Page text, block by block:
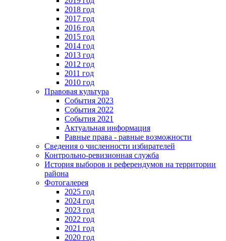
2018 год
2017 год
2016 год
2015 год
2014 год
2013 год
2012 год
2011 год
2010 год
Правовая культура
События 2023
События 2022
События 2021
Актуальная информация
Равные права - равные возможности
Сведения о численности избирателей
Контрольно-ревизионная служба
История выборов и референдумов на территории
района
Фотогалерея
2025 год
2024 год
2023 год
2022 год
2021 год
2020 год